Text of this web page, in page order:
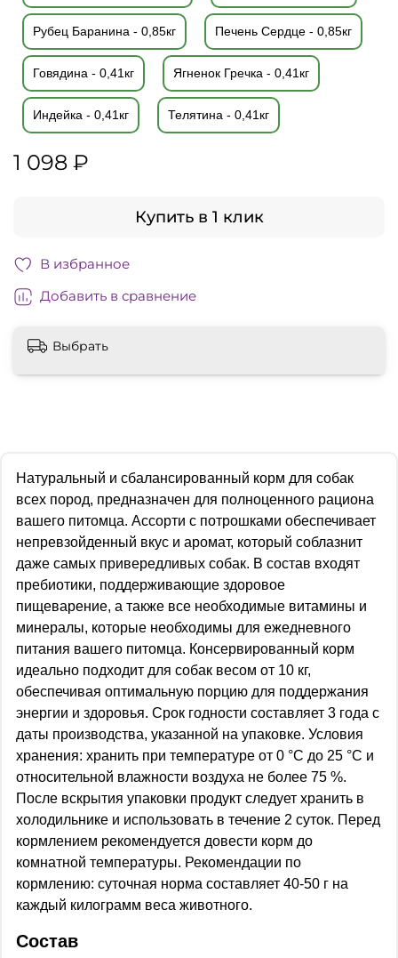
Рубец Баранина - 0,85кг Печень Сердце - 0,85кг
Говядина - 0,41кг Ягненок Гречка - 0,41кг
Индейка - 0,41кг Телятина - 0,41кг
1 098 ₽
Купить в 1 клик
В избранное
Добавить в сравнение
Выбрать
Натуральный и сбалансированный корм для собак
всех пород, предназначен для полноценного рациона
вашего питомца. Ассорти с потрошками обеспечивает
непревзойденный вкус и аромат, который соблазнит
даже самых привередливых собак. В состав входят
пребиотики, поддерживающие здоровое
пищеварение, а также все необходимые витамины и
минералы, которые необходимы для ежедневного
питания вашего питомца. Консервированный корм
идеально подходит для собак весом от 10 кг,
обеспечивая оптимальную порцию для поддержания
энергии и здоровья. Срок годности составляет 3 года с
даты производства, указанной на упаковке. Условия
хранения: хранить при температуре от 0 °С до 25 °С и
относительной влажности воздуха не более 75 %.
После вскрытия упаковки продукт следует хранить в
холодильнике и использовать в течение 2 суток. Перед
кормлением рекомендуется довести корм до
комнатной температуры. Рекомендации по
кормлению: суточная норма составляет 40-50 г на
каждый килограмм веса животного.
Состав